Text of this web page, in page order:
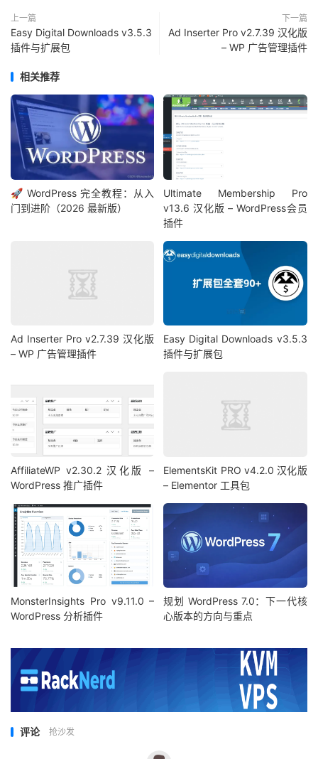
上一篇
Easy Digital Downloads v3.5.3
插件与扩展包
下一篇
Ad Inserter Pro v2.7.39 汉化版
– WP 广告管理插件
相关推荐
🚀 WordPress 完全教程：从入
门到进阶（2026 最新版）
Ultimate Membership Pro
v13.6 汉化版 – WordPress会员
插件
Ad Inserter Pro v2.7.39 汉化版
– WP 广告管理插件
Easy Digital Downloads v3.5.3
插件与扩展包
AffiliateWP v2.30.2 汉化版 –
WordPress 推广插件
ElementsKit PRO v4.2.0 汉化版
– Elementor 工具包
MonsterInsights Pro v9.11.0 –
WordPress 分析插件
规划 WordPress 7.0：下一代核
心版本的方向与重点
评论 抢沙发